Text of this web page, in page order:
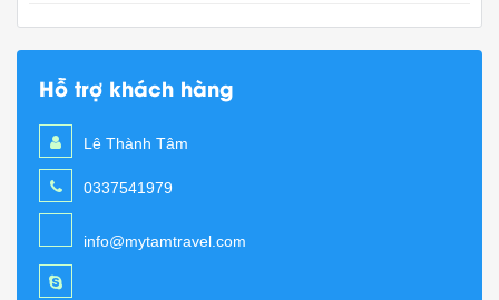
Hỗ trợ khách hàng
Lê Thành Tâm
0337541979
info@mytamtravel.com